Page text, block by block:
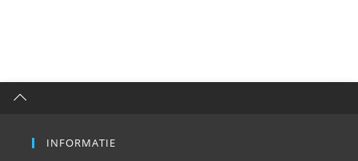
INFORMATIE